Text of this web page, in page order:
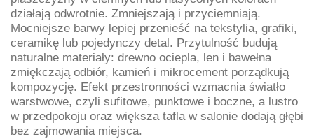
działają odwrotnie. Zmniejszają i przyciemniają.
Mocniejsze barwy lepiej przenieść na tekstylia, grafiki,
ceramikę lub pojedynczy detal. Przytulność budują
naturalne materiały: drewno ociepla, len i bawełna
zmiękczają odbiór, kamień i mikrocement porządkują
kompozycję. Efekt przestronności wzmacnia światło
warstwowe, czyli sufitowe, punktowe i boczne, a lustro
w przedpokoju oraz większa tafla w salonie dodają głębi
bez zajmowania miejsca.